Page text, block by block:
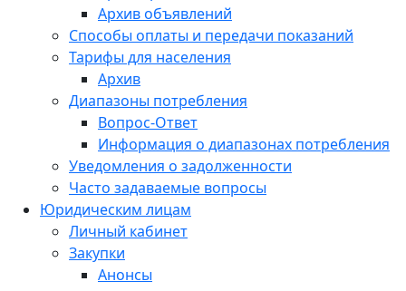
Архив объявлений
Способы оплаты и передачи показаний
Тарифы для населения
Архив
Диапазоны потребления
Вопрос-Ответ
Информация о диапазонах потребления
Уведомления о задолженности
Часто задаваемые вопросы
Юридическим лицам
Личный кабинет
Закупки
Анонсы